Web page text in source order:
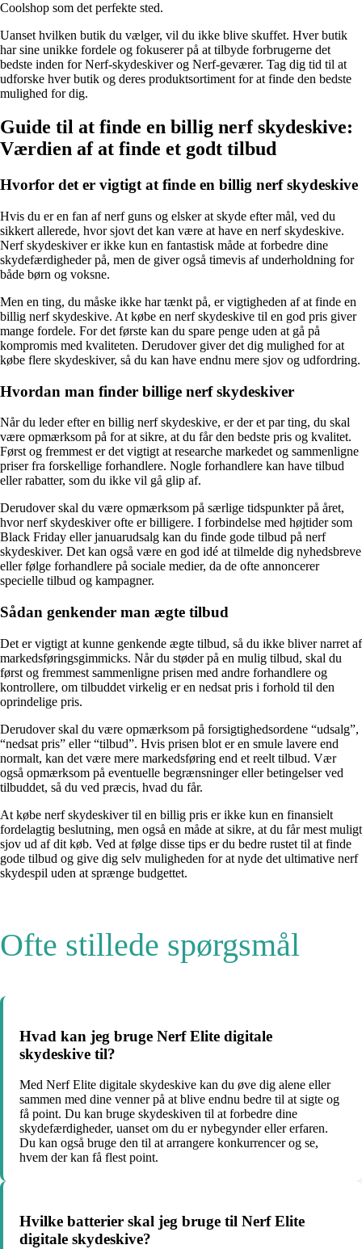
Coolshop som det perfekte sted.
Uanset hvilken butik du vælger, vil du ikke blive skuffet. Hver butik
har sine unikke fordele og fokuserer på at tilbyde forbrugerne det
bedste inden for Nerf-skydeskiver og Nerf-geværer. Tag dig tid til at
udforske hver butik og deres produktsortiment for at finde den bedste
mulighed for dig.
Guide til at finde en billig nerf skydeskive:
Værdien af at finde et godt tilbud
Hvorfor det er vigtigt at finde en billig nerf skydeskive
Hvis du er en fan af nerf guns og elsker at skyde efter mål, ved du
sikkert allerede, hvor sjovt det kan være at have en nerf skydeskive.
Nerf skydeskiver er ikke kun en fantastisk måde at forbedre dine
skydefærdigheder på, men de giver også timevis af underholdning for
både børn og voksne.
Men en ting, du måske ikke har tænkt på, er vigtigheden af at finde en
billig nerf skydeskive. At købe en nerf skydeskive til en god pris giver
mange fordele. For det første kan du spare penge uden at gå på
kompromis med kvaliteten. Derudover giver det dig mulighed for at
købe flere skydeskiver, så du kan have endnu mere sjov og udfordring.
Hvordan man finder billige nerf skydeskiver
Når du leder efter en billig nerf skydeskive, er der et par ting, du skal
være opmærksom på for at sikre, at du får den bedste pris og kvalitet.
Først og fremmest er det vigtigt at researche markedet og sammenligne
priser fra forskellige forhandlere. Nogle forhandlere kan have tilbud
eller rabatter, som du ikke vil gå glip af.
Derudover skal du være opmærksom på særlige tidspunkter på året,
hvor nerf skydeskiver ofte er billigere. I forbindelse med højtider som
Black Friday eller januarudsalg kan du finde gode tilbud på nerf
skydeskiver. Det kan også være en god idé at tilmelde dig nyhedsbreve
eller følge forhandlere på sociale medier, da de ofte annoncerer
specielle tilbud og kampagner.
Sådan genkender man ægte tilbud
Det er vigtigt at kunne genkende ægte tilbud, så du ikke bliver narret af
markedsføringsgimmicks. Når du støder på en mulig tilbud, skal du
først og fremmest sammenligne prisen med andre forhandlere og
kontrollere, om tilbuddet virkelig er en nedsat pris i forhold til den
oprindelige pris.
Derudover skal du være opmærksom på forsigtighedsordene “udsalg”,
“nedsat pris” eller “tilbud”. Hvis prisen blot er en smule lavere end
normalt, kan det være mere markedsføring end et reelt tilbud. Vær
også opmærksom på eventuelle begrænsninger eller betingelser ved
tilbuddet, så du ved præcis, hvad du får.
At købe nerf skydeskiver til en billig pris er ikke kun en finansielt
fordelagtig beslutning, men også en måde at sikre, at du får mest muligt
sjov ud af dit køb. Ved at følge disse tips er du bedre rustet til at finde
gode tilbud og give dig selv muligheden for at nyde det ultimative nerf
skydespil uden at sprænge budgettet.
Ofte stillede spørgsmål
Hvad kan jeg bruge Nerf Elite digitale
skydeskive til?
Med Nerf Elite digitale skydeskive kan du øve dig alene eller
sammen med dine venner på at blive endnu bedre til at sigte og
få point. Du kan bruge skydeskiven til at forbedre dine
skydefærdigheder, uanset om du er nybegynder eller erfaren.
Du kan også bruge den til at arrangere konkurrencer og se,
hvem der kan få flest point.
Hvilke batterier skal jeg bruge til Nerf Elite
digitale skydeskive?